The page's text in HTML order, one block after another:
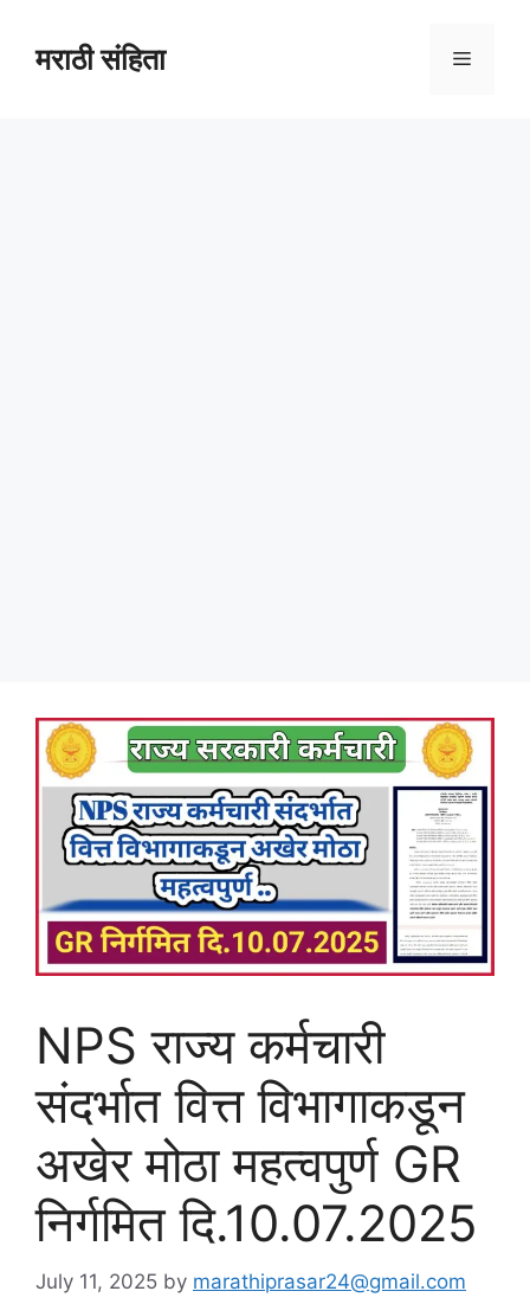
contentमराठी संहिता Menu
NPS राज्य कर्मचारी
संदर्भात वित्त विभागाकडून
अखेर मोठा महत्वपुर्ण GR
निर्गमित दि.10.07.2025
July 11, 2025 by marathiprasar24@gmail.com